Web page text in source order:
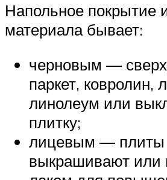
Напольное покрытие
материала бывает:
черновым —
паркет, ковролин,
линолеум или
плитку;
лицевым — плиты
выкрашивают или